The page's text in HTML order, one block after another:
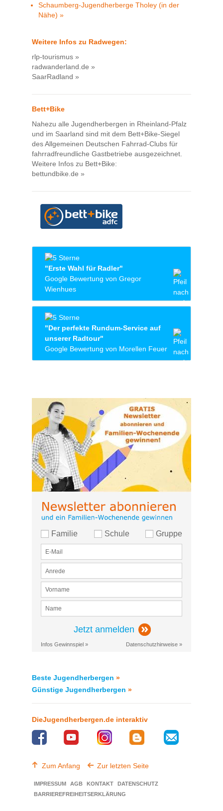
Schaumberg-Jugendherberge Tholey (in der
Nähe) »
Weitere Infos zu Radwegen:
rlp-tourismus »
radwanderland.de »
SaarRadland »
Bett+Bike
Nahezu alle Jugendherbergen in Rheinland-Pfalz
und im Saarland sind mit dem Bett+Bike-Siegel
des Allgemeinen Deutschen Fahrrad-Clubs für
fahrradfreundliche Gastbetriebe ausgezeichnet.
Weitere Infos zu Bett+Bike:
bettundbike.de »
"Erste Wahl für Radler"
Google Bewertung von Gregor
Wienhues
Wir waren mit dem Fahrrad für eine Nacht zu
Fahrradraum. Das Abendessen war absolut
wirklich nur empfehlen.
"Der perfekte Rundum-Service auf
unserer Radtour"
Google Bewertung von Morellen Feuer
unserer Radtour die Pannenhilfe für den
defekten Bremsgriff durch den netten
Hausmeister.
Familie Schule Gruppe
Jetzt anmelden
Infos Gewinnspiel » Datenschutzhinweise »
Beste Jugendherbergen »
Günstige Jugendherbergen »
DieJugendherbergen.de interaktiv
Zum Anfang Zur letzten Seite
IMPRESSUM AGB KONTAKT
DATENSCHUTZ
BARRIEREFREIHEITSERKLÄRUNG